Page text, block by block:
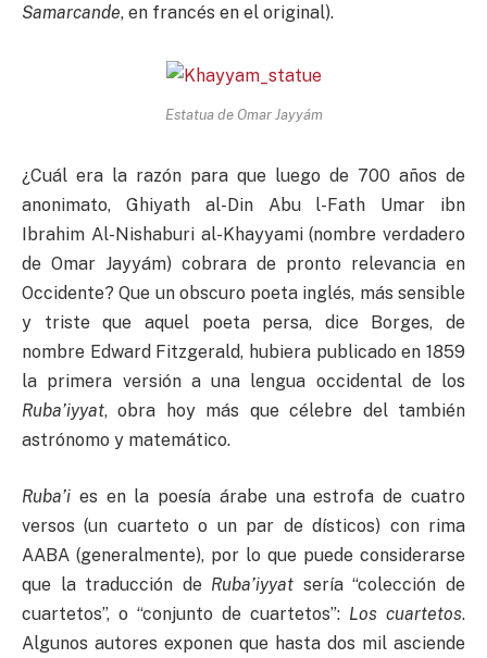
Samarcande, en francés en el original).
Estatua de Omar Jayyám
¿Cuál era la razón para que luego de 700 años de
anonimato, Ghiyath al-Din Abu l-Fath Umar ibn
Ibrahim Al-Nishaburi al-Khayyami (nombre verdadero
de Omar Jayyám) cobrara de pronto relevancia en
Occidente? Que un obscuro poeta inglés, más sensible
y triste que aquel poeta persa, dice Borges, de
nombre Edward Fitzgerald, hubiera publicado en 1859
la primera versión a una lengua occidental de los
Ruba’iyyat, obra hoy más que célebre del también
astrónomo y matemático.
Ruba’i es en la poesía árabe una estrofa de cuatro
versos (un cuarteto o un par de dísticos) con rima
AABA (generalmente), por lo que puede considerarse
que la traducción de Ruba’iyyat sería “colección de
cuartetos”, o “conjunto de cuartetos”: Los cuartetos.
Algunos autores exponen que hasta dos mil asciende